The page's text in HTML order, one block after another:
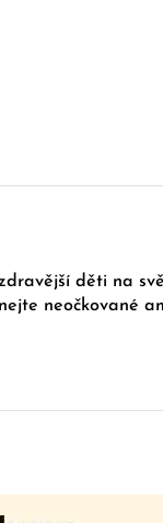
děti na
neočkované